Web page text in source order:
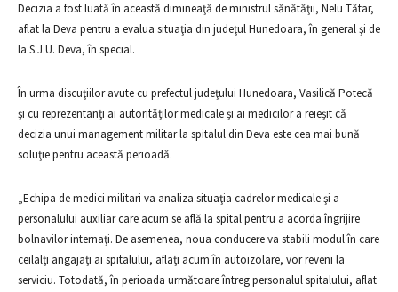
Decizia a fost luată în această dimineaţă de ministrul sănătăţii, Nelu Tătar,
aflat la Deva pentru a evalua situaţia din judeţul Hunedoara, în general şi de
la S.J.U. Deva, în special.
În urma discuţiilor avute cu prefectul judeţului Hunedoara, Vasilică Potecă
şi cu reprezentanţi ai autorităţilor medicale şi ai medicilor a reieşit că
decizia unui management militar la spitalul din Deva este cea mai bună
soluţie pentru această perioadă.
„Echipa de medici militari va analiza situaţia cadrelor medicale şi a
personalului auxiliar care acum se află la spital pentru a acorda îngrijire
bolnavilor internaţi. De asemenea, noua conducere va stabili modul în care
ceilalţi angajaţi ai spitalului, aflaţi acum în autoizolare, vor reveni la
serviciu. Totodată, în perioada următoare întreg personalul spitalului, aflat